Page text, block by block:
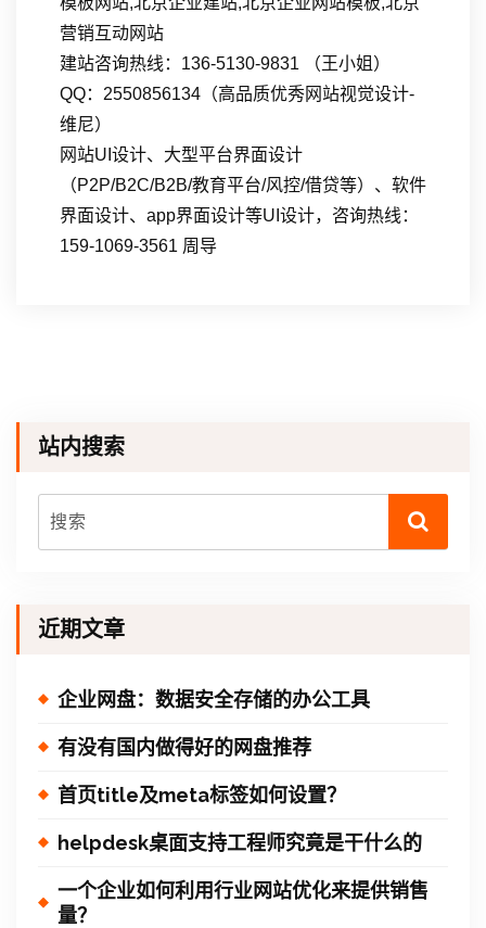
营销互动网站
建站咨询热线：136-5130-9831 （王小姐）
QQ：2550856134（高品质优秀网站视觉设计-
维尼）
网站UI设计、大型平台界面设计
（P2P/B2C/B2B/教育平台/风控/借贷等）、软件
界面设计、app界面设计等UI设计，咨询热线：
159-1069-3561 周导
站内搜索
近期文章
企业网盘：数据安全存储的办公工具
有没有国内做得好的网盘推荐
首页title及meta标签如何设置？
helpdesk桌面支持工程师究竟是干什么的
一个企业如何利用行业网站优化来提供销售
量？